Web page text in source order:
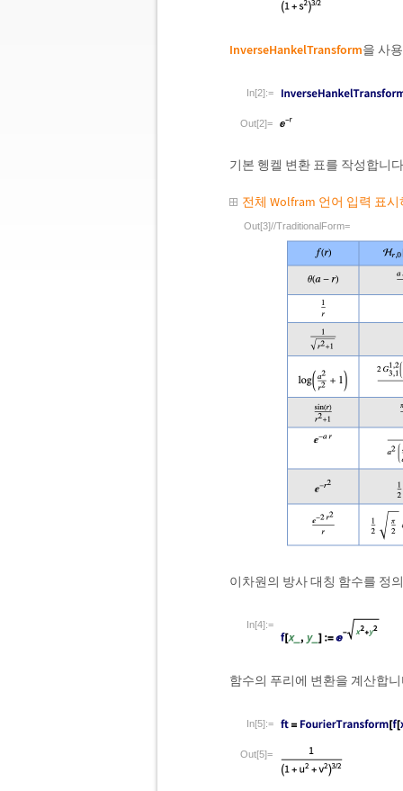
InverseHankelTransform을 사
In[2]:=
Out[2]=
기본 헹켈 변환 표를 작성합니
전체 Wolfram 언어 입력 표
Out[3]//TraditionalForm=
이차원의 방사 대칭 함수를 정
In[4]:=
함수의 푸리에 변환을 계산합
In[5]:=
Out[5]=